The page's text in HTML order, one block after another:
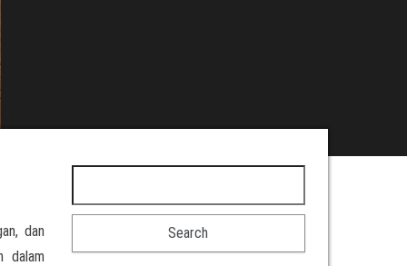
dan
dalam